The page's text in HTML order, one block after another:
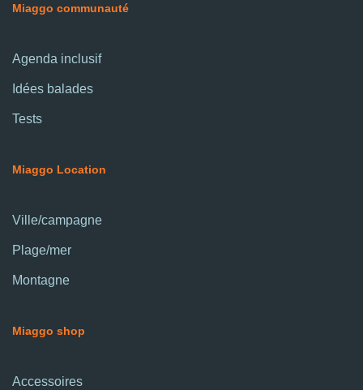
Miaggo communauté
Agenda inclusif
Idées balades
Tests
Miaggo Location
Ville/campagne
Plage/mer
Montagne
Miaggo shop
Accessoires